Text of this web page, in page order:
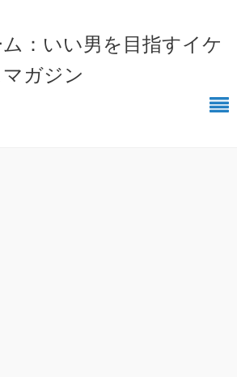
：いい男を目指すイケ
ガジン